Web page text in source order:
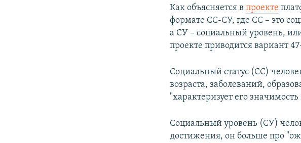
Как объясняется впроекте
формате СС-СУ, где СС – это
а СУ – социальный уровень,
проекте приводится вариант
Социальный статус (СС)
возраста, заболеваний,
"характеризует его
Социальный уровень (СУ)
достижения, он больше про